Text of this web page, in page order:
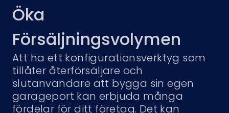
Öka
Försäljningsvolymen
Att ha ett konfigurationsverktyg som
tillåter återförsäljare och
slutanvändare att bygga sin egen
garageport kan erbjuda många
fördelar för ditt företag. Det kan